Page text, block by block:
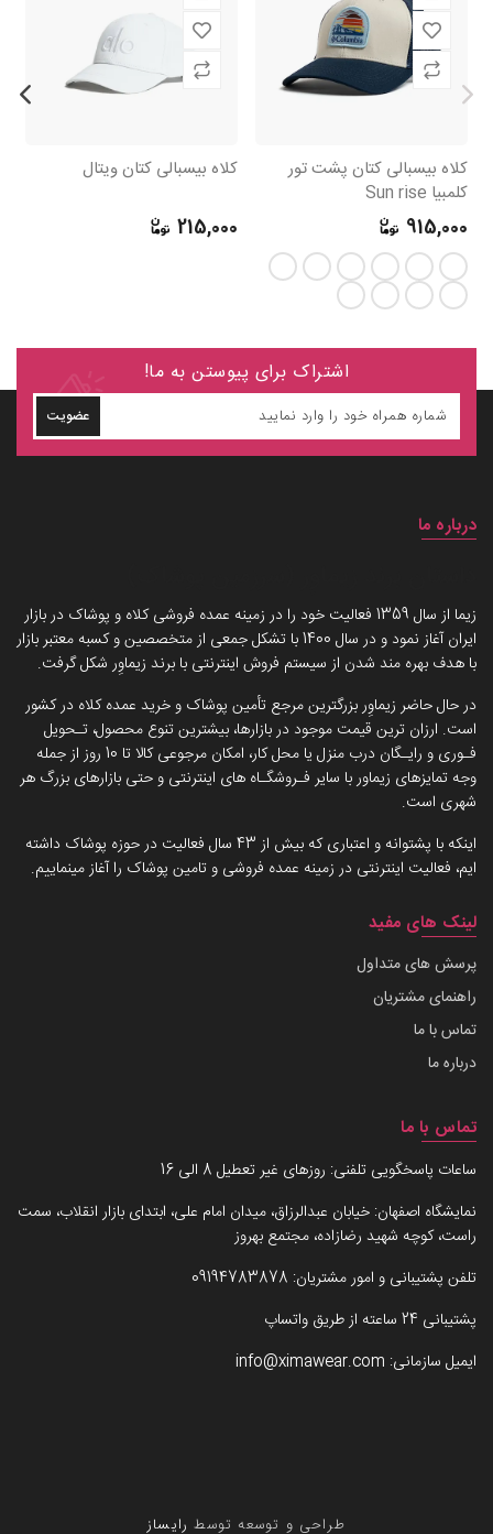
کلاه بیسبالی کتان پشت تور
کلمبیا Sun rise
915,000
کلاه بیسبالی کتان ویتال
215,000
اشتراک برای پیوستن به ما!
عضویت
درباره ما
زیما از سال 1359 فعالیت خود را در زمینه عمده فروشی کلاه و پوشاک در بازار
ایران آغاز نمود و در سال 1400 با تشکل جمعی از متخصصین و کسبه معتبر بازار
با هدف بهره مند شدن از سیستم فروش اینترنتی با برند زیماوِر شکل گرفت.
در حال حاضر زیماوِر بزرگترین مرجع تأمین پوشاک و خرید عمده کلاه در کشور
است. ارزان ترین قیمت موجود در بازارها، بیشترین تنوع محصول، تـحویل
فـوری و رایـگان درب منزل یا محل کار، امکان مرجوعی کالا تا 10 روز از جمله
وجه تمایزهای زیماور با سایر فـروشگـاه های اینترنتی و حتی بازارهای بزرگ هر
شهری است.
اینکه با پشتوانه و اعتباری که بیش از 43 سال فعالیت در حوزه پوشاک داشته
ایم، فعالیت اینترنتی در زمینه عمده فروشی و تامین پوشاک را آغاز مینماییم.
لینک های مفید
پرسش های متداول
راهنمای مشتریان
تماس با ما
درباره ما
تماس با ما
ساعات پاسخگویی تلفنی: روزهای غیر تعطیل 8 الی 16
نمایشگاه اصفهان: خیابان عبدالرزاق، میدان امام علی، ابتدای بازار انقلاب، سمت
راست، کوچه شهید رضازاده، مجتمع بهروز
تلفن پشتیبانی و امور مشتریان: 09194783878
پشتیبانی 24 ساعته از طریق واتساپ
ایمیل سازمانی: info@ximawear.com
طراحی و توسعه توسط رایساز